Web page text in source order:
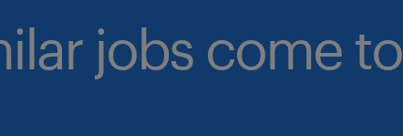
jobs come to